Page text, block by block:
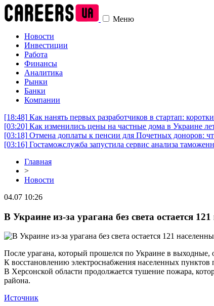
Меню
Новости
Инвестиции
Работа
Финансы
Аналитика
Рынки
Банки
Компании
[18:48] Как нанять первых разработчиков в стартап:
[03:20] Как изменились цены на частные дома в Украине
[03:18] Отмена доплаты к пенсии для Почетных доноров:
[03:16] Гостаможслужба запустила сервис анализа
Главная
>
Новости
04.07 10:26
В Украине из-за урагана без света остается
После урагана, который прошелся по Украине в выходные,
К восстановлению электроснабжения населенных
В Херсонской области продолжается тушение пожара,
района.
Источник